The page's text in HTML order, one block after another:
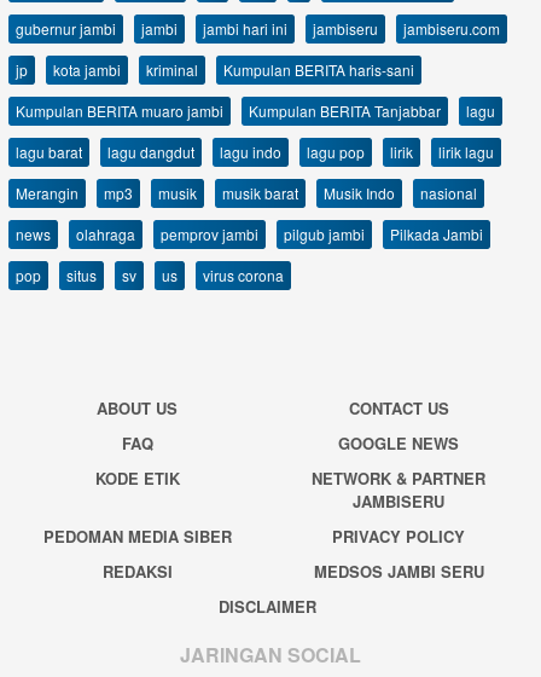
gubernur jambi
jambi jambi hari ini jambiseru
jambiseru.com
jp
kota jambi kriminal
Kumpulan BERITA haris-sani
Kumpulan BERITA muaro jambi
Kumpulan BERITA Tanjabbar
lagu
lagu barat
lagu dangdut lagu indo lagu pop lirik
lirik lagu
Merangin
mp3 musik musik barat Musik Indo
nasional
news
olahraga pemprov jambi pilgub jambi
Pilkada Jambi
pop
situs sv us virus corona
ABOUT US
CONTACT US
FAQ
GOOGLE NEWS
KODE ETIK
NETWORK & PARTNER
JAMBISERU
PEDOMAN MEDIA SIBER
PRIVACY POLICY
REDAKSI
MEDSOS JAMBI SERU
DISCLAIMER
JARINGAN SOCIAL